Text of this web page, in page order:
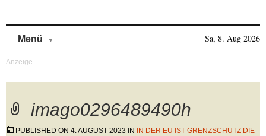
Menü Sa, 8. Aug 2026
imago0296489490h
PUBLISHED ON 4. AUGUST 2023 IN
IN DER EU IST GRENZSCHUTZ DIE